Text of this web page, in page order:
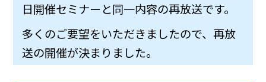
日開催セミナーと同一内容の再放送です。
多くのご要望をいただきましたので、再放
送の開催が決まりました。